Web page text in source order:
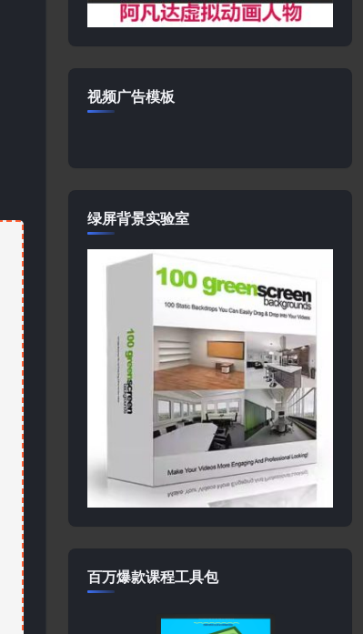
视频广告模板
绿屏背景实验室
百万爆款课程工具包